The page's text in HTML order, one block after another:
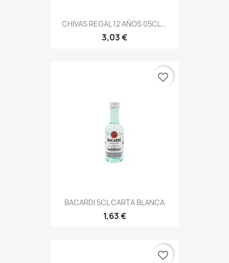
CHIVAS REGAL 12 AÑOS 05CL...
3,03 €
BACARDI 5CL CARTA BLANCA
1,63 €
favorite_border
favorite_border